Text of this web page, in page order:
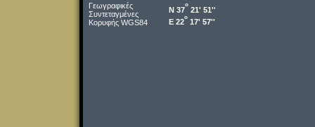
Γεωγραφικές
Συντεταγμένες
Κορυφής WGS84
Ν 37
o
21' 51''
Ε 22
o
17' 57''